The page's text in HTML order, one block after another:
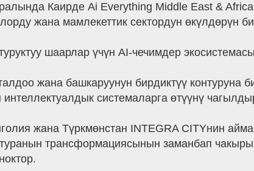
Каирде Ai Everything Middle East &
жана мамлекеттик сектордун өкүлдөрүн
шаарлар үчүн AI-чечимдер
жана башкаруунун бирдиктүү контуруна
системаларга өтүүнү
жана Түркмөнстан INTEGRA CITYнин
трансформациясынын заманбап